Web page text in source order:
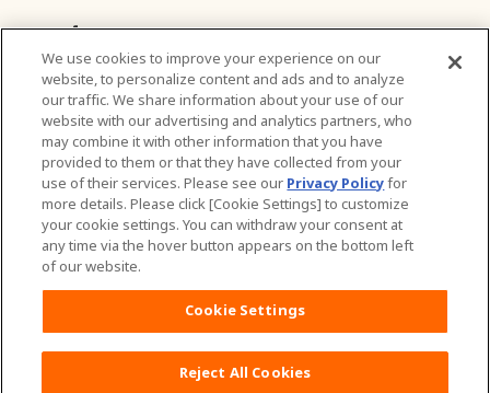
แบรนด์ของเรา
ติดต่อเรา
เกี่ยวกับเรา
การพัฒนาอย่างยั่งยืน
สมัครงาน
เงื่อนไขและข้อกำหนดในการเข้าใช้เว็บไซต์
นโยบายข้อมูลส่วนบุคคล
แผนผังเว็บไซต์
We use cookies to improve your experience on our
website, to personalize content and ads and to analyze
our traffic. We share information about your use of our
website with our advertising and analytics partners, who
may combine it with other information that you have
provided to them or that they have collected from your
use of their services. Please see ourPrivacy Policyfor
more details. Please click [Cookie Settings] to customize
your cookie settings. You can withdraw your consent at
any time via the hover button appears on the bottom left
of our website.
Cookie Settings
Reject All Cookies